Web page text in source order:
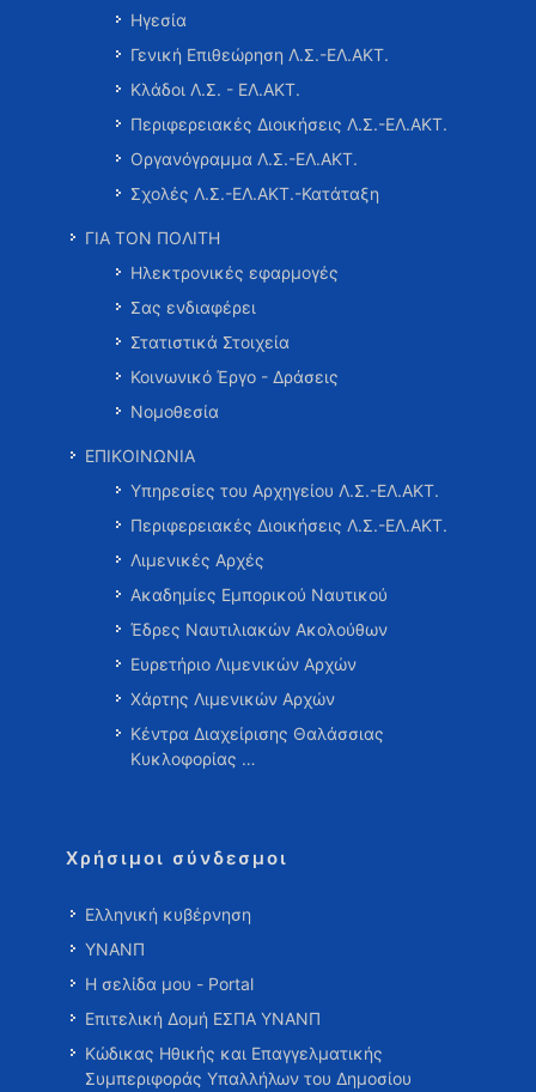
Ηγεσία
Γενική Επιθεώρηση Λ.Σ.-ΕΛ.ΑΚΤ.
Κλάδοι Λ.Σ. - ΕΛ.ΑΚΤ.
Περιφερειακές Διοικήσεις Λ.Σ.-ΕΛ.ΑΚΤ.
Οργανόγραμμα Λ.Σ.-ΕΛ.ΑΚΤ.
Σχολές Λ.Σ.-ΕΛ.ΑΚΤ.-Κατάταξη
ΓΙΑ ΤΟΝ ΠΟΛΙΤΗ
Ηλεκτρονικές εφαρμογές
Σας ενδιαφέρει
Στατιστικά Στοιχεία
Κοινωνικό Έργο - Δράσεις
Νομοθεσία
ΕΠΙΚΟΙΝΩΝΙΑ
Υπηρεσίες του Αρχηγείου Λ.Σ.-ΕΛ.ΑΚΤ.
Περιφερειακές Διοικήσεις Λ.Σ.-ΕΛ.ΑΚΤ.
Λιμενικές Αρχές
Ακαδημίες Εμπορικού Ναυτικού
Έδρες Ναυτιλιακών Ακολούθων
Ευρετήριο Λιμενικών Αρχών
Χάρτης Λιμενικών Αρχών
Κέντρα Διαχείρισης Θαλάσσιας
Κυκλοφορίας …
Χρήσιμοι σύνδεσμοι
Ελληνική κυβέρνηση
ΥΝΑΝΠ
Η σελίδα μου - Portal
Επιτελική Δομή ΕΣΠΑ ΥΝΑΝΠ
Κώδικας Ηθικής και Επαγγελματικής
Συμπεριφοράς Υπαλλήλων του Δημοσίου